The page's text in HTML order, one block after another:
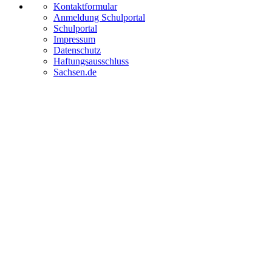
Kontaktformular
Anmeldung Schulportal
Schulportal
Impressum
Datenschutz
Haftungsausschluss
Sachsen.de